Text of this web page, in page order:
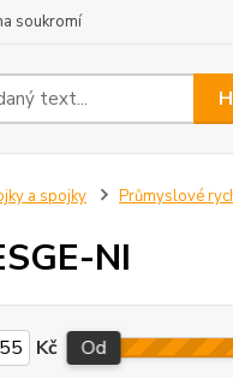
soukromí
a spojky Průmyslové
NI
Kč Od